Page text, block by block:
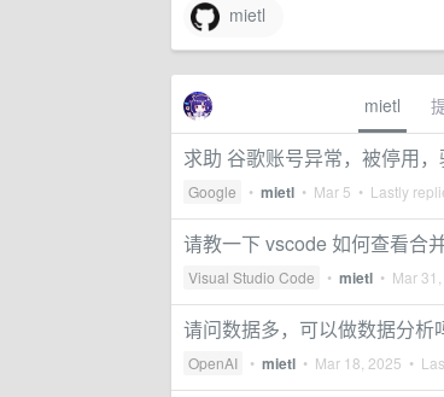
mietl
mietl
求助 谷歌账号异常，被停用
Google • mietl • Mar 5 • Lastly
请教一下 vscode 如何查看合
Visual Studio Code • mietl • Mar
请问数据多，可以做数据分析
OpenAI • mietl • Mar 18, 2025 •